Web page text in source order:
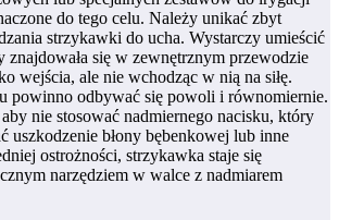
do tego celu. Należy unikać zbyt
strzykawki do ucha. Wystarczy umieścić
znajdowała się w zewnętrznym przewodzie
wejścia, ale nie wchodząc w nią na siłę.
powinno odbywać się powoli i równomiernie.
nie stosować nadmiernego nacisku, który
uszkodzenie błony bębenkowej lub inne
ostrożności, strzykawka staje się
narzędziem w walce z nadmiarem